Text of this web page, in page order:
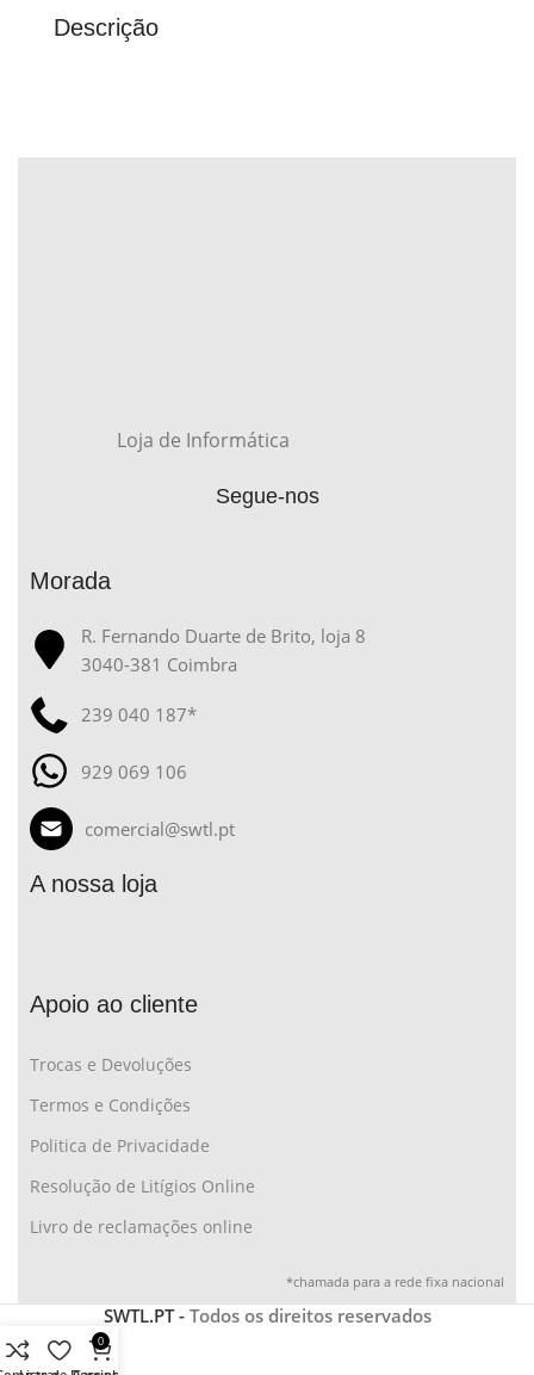
Descrição
Loja de Informática
Segue-nos
Morada
R. Fernando Duarte de Brito, loja 8
3040-381 Coimbra
239 040 187*
929 069 106
comercial@swtl.pt
A nossa loja
Apoio ao cliente
Trocas e Devoluções
Termos e Condições
Politica de Privacidade
Resolução de Litígios Online
Livro de reclamações online
*chamada para a rede fixa nacional
SWTL.PT - Todos os direitos reservados
0